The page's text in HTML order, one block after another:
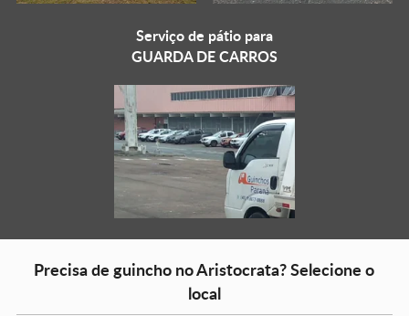
Serviço de pátio para
GUARDA DE CARROS
Precisa de guincho no Aristocrata? Selecione o
local